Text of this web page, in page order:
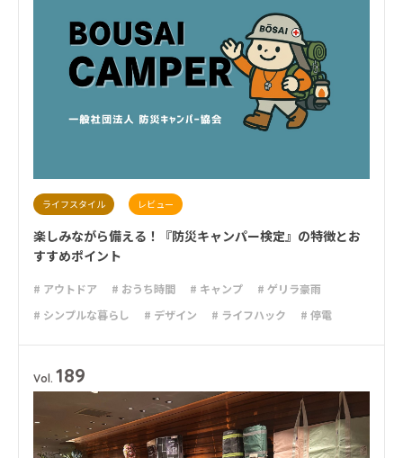
ライフスタイル レビュー
楽しみながら備える！『防災キャンパー検定』の特徴とお
すすめポイント
# アウトドア # おうち時間 # キャンプ
# ゲリラ豪雨
# シンプルな暮らし
# デザイン # ライフハック
# 停電
# 避難
# 防災
Vol. 189